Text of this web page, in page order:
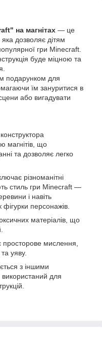
на магнітах — це
дозволяє дітям
гри Minecraft.
буде міцною та
подарунком для
їм зануритися в
або вигадувати
магнітів, що
та дозволяє легко
різноманітні
стиль гри Minecraft —
і навіть
персонажів.
матеріалів, що
просторове мислення,
уяву.
з іншими
для